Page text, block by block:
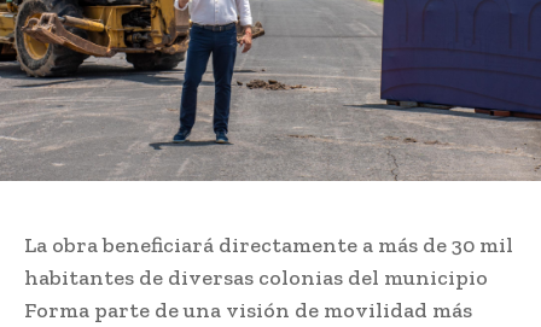
La obra beneficiará directamente a más de 30 mil
habitantes de diversas colonias del municipio
Forma parte de una visión de movilidad más